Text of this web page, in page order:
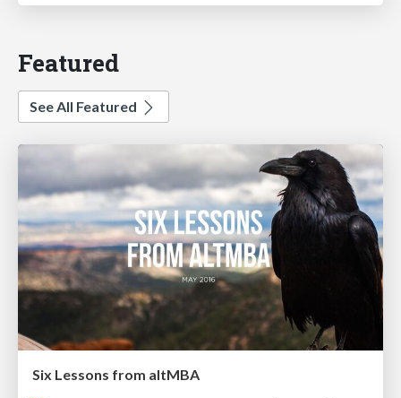
Featured
See All Featured
Six Lessons from altMBA